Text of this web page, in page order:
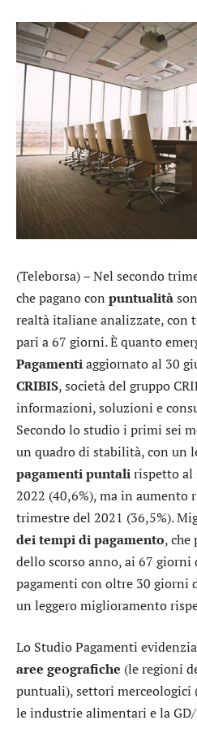
(Teleborsa) – Nel secondo
che pagano con puntualità
realtà italiane analizzate, con
pari a 67 giorni. È quanto
Pagamentiaggiornato al 30
CRIBIS, società del gruppo
informazioni, soluzioni e
Secondo lo studio i primi sei
un quadro di stabilità, con un
pagamenti puntalirispetto al
2022 (40,6%), ma in aumento
trimestre del 2021 (36,5%).
dei tempi di pagamento, che
dello scorso anno, ai 67
pagamenti con oltre 30 giorni
un leggero miglioramento
Lo Studio Pagamenti
aree geografiche (le regioni
puntuali), settori merceologici
le industrie alimentari e la